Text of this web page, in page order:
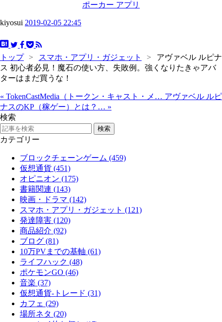
ポーカー アプリ
kiyosui 2019-02-05 22:45
トップ > スマホ・アプリ・ガジェット >
アヴァベル ルピナ
ス 初心者必見！魔石の使い方、失敗例。強くなりたきゃアバ
ターはまだ買うな！
« TokenCastMedia（トークン・キャスト・メ… アヴァベル ルピ
ナスのKP（稼ゲー）とは？… »
検索
カテゴリー
ブロックチェーンゲーム (459)
仮想通貨 (451)
オピニオン (175)
書籍関連 (143)
映画・ドラマ (142)
スマホ・アプリ・ガジェット (121)
発達障害 (120)
商品紹介 (92)
ブログ (81)
10万PVまでの基軸 (61)
ライフハック (48)
ポケモンGO (46)
音楽 (37)
仮想通貨-トレード (31)
カフェ (29)
場所ネタ (20)